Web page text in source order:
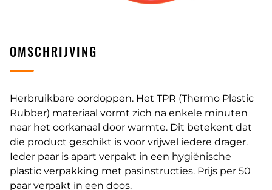
OMSCHRIJVING
Herbruikbare oordoppen. Het TPR (Thermo Plastic
Rubber) materiaal vormt zich na enkele minuten
naar het oorkanaal door warmte. Dit betekent dat
die product geschikt is voor vrijwel iedere drager.
Ieder paar is apart verpakt in een hygiënische
plastic verpakking met pasinstructies. Prijs per 50
paar verpakt in een doos.